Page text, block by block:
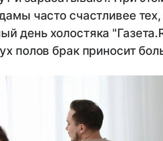
часто счастливее тех,
день холостяка
полов брак приносит